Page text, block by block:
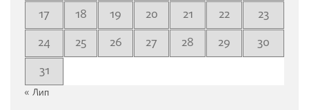
17
18 19 20 21 22
23
24
25 26 27 28 29
30
31
« Лип